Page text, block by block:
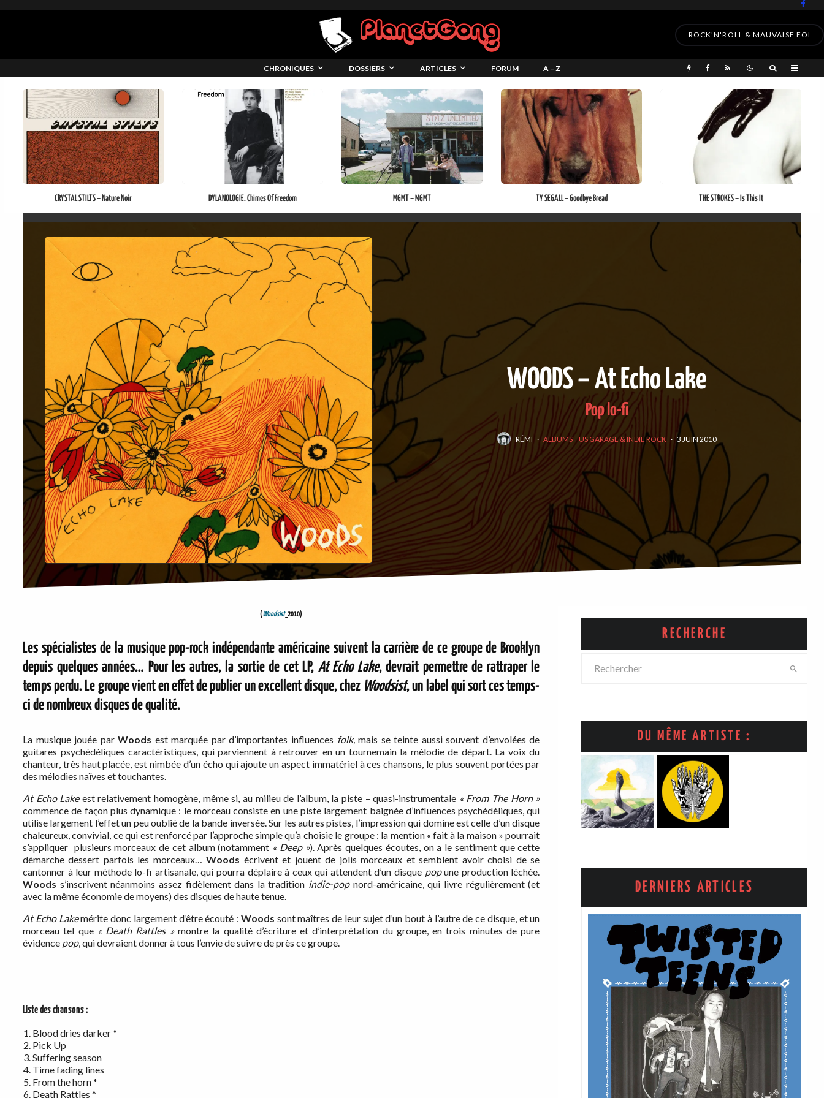
ROCK'N'ROLL & MAUVAISE FOI
CHRONIQUES DOSSIERS ARTICLES FORUM A – Z
CRYSTAL STILTS – Nature Noir DYLANOLOGIE. Chimes Of Freedom MGMT – MGMT TY SEGALL – Goodbye Bread THE STROKES – Is This It
WOODS – At Echo Lake
Pop lo-fi
RÉMI · ALBUMS US GARAGE & INDIE ROCK · 3 JUIN 2010
(Woodsist 2010)
Les spécialistes de la musique pop-rock indépendante américaine suivent la carrière de ce groupe de Brooklyn
depuis quelques années… Pour les autres, la sortie de cet LP, At Echo Lake, devrait permettre de rattraper le
temps perdu. Le groupe vient en effet de publier un excellent disque, chez Woodsist, un label qui sort ces temps-
ci de nombreux disques de qualité.
La musique jouée parWoods est marquée par d’importantes influences folk,mais se teinte aussi souvent d’envolées de
guitares psychédéliques caractéristiques, qui parviennent à retrouver en un tournemain la mélodie de départ. La voix du
chanteur, très haut placée, est nimbée d’un écho qui ajoute un aspect immatériel à ces chansons, le plus souvent portées par
des mélodies naïves et touchantes.
At Echo Lakeest relativement homogène, même si, au milieu de l’album, la piste – quasi-instrumentale « From The Horn »
commence de façon plus dynamique : le morceau consiste en une piste largement baignée d’influences psychédéliques, qui
utilise largement l’effet un peu oublié de la bande inversée. Sur les autres pistes, l’impression qui domine est celle d’un disque
chaleureux, convivial, ce qui est renforcé par l’approche simple qu’a choisie le groupe : la mention « fait à la maison » pourrait
s’appliquer plusieurs morceaux de cet album (notamment « Deep »). Après quelques écoutes, on a le sentiment que cette
démarche dessert parfois les morceaux…Woods écrivent et jouent de jolis morceaux et semblent avoir choisi de se
cantonner à leur méthode lo-fi artisanale, qui pourra déplaire à ceux qui attendent d’un disque popune production léchée.
Woods s’inscrivent néanmoins assez fidèlement dans la tradition indie-popnord-américaine, qui livre régulièrement (et
avec la même économie de moyens) des disques de haute tenue.
At Echo Lakemérite donc largement d’être écouté : Woods sont maîtres de leur sujet d’un bout à l’autre de ce disque, et un
morceau tel que « Death Rattles »montre la qualité d’écriture et d’interprétation du groupe, en trois minutes de pure
évidence pop, qui devraient donner à tous l’envie de suivre de près ce groupe.
Liste des chansons :
Blood dries darker *
Pick Up
Suffering season
Time fading lines
From the horn *
Death Rattles *
RECHERCHE
DU MÊME ARTISTE :
DERNIERS ARTICLES